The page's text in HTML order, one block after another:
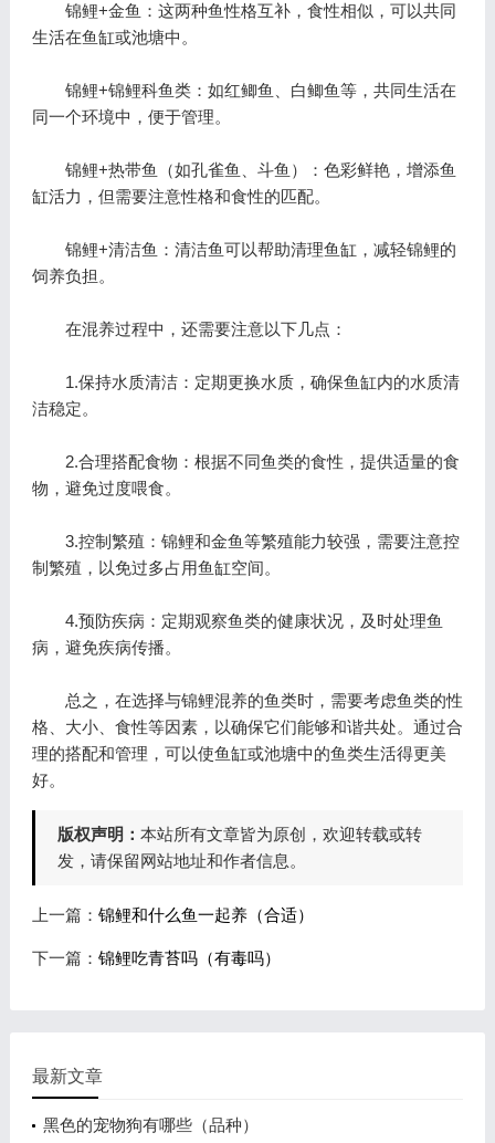
锦鲤+金鱼：这两种鱼性格互补，食性相似，可以共同
生活在鱼缸或池塘中。
锦鲤+锦鲤科鱼类：如红鲫鱼、白鲫鱼等，共同生活在
同一个环境中，便于管理。
锦鲤+热带鱼（如孔雀鱼、斗鱼）：色彩鲜艳，增添鱼
缸活力，但需要注意性格和食性的匹配。
锦鲤+清洁鱼：清洁鱼可以帮助清理鱼缸，减轻锦鲤的
饲养负担。
在混养过程中，还需要注意以下几点：
1.保持水质清洁：定期更换水质，确保鱼缸内的水质清
洁稳定。
2.合理搭配食物：根据不同鱼类的食性，提供适量的食
物，避免过度喂食。
3.控制繁殖：锦鲤和金鱼等繁殖能力较强，需要注意控
制繁殖，以免过多占用鱼缸空间。
4.预防疾病：定期观察鱼类的健康状况，及时处理鱼
病，避免疾病传播。
总之，在选择与锦鲤混养的鱼类时，需要考虑鱼类的性
格、大小、食性等因素，以确保它们能够和谐共处。通过合
理的搭配和管理，可以使鱼缸或池塘中的鱼类生活得更美
好。
版权声明： 本站所有文章皆为原创，欢迎转载或转
发，请保留网站地址和作者信息。
上一篇： 锦鲤和什么鱼一起养（合适）
下一篇： 锦鲤吃青苔吗（有毒吗）
最新文章
黑色的宠物狗有哪些（品种）